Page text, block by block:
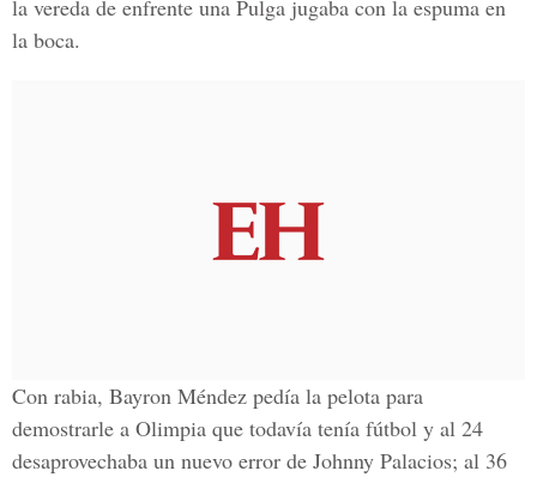
la vereda de enfrente una Pulga jugaba con la espuma en
la boca.
Con rabia, Bayron Méndez pedía la pelota para
demostrarle a Olimpia que todavía tenía fútbol y al 24
desaprovechaba un nuevo error de Johnny Palacios; al 36